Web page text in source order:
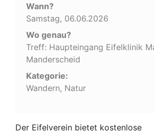
Wann?
Samstag, 06.06.2026
Wo genau?
Treff: Haupteingang Eifelklinik
Manderscheid
Kategorie:
Wandern, Natur
Der Eifelverein bietet kostenlose